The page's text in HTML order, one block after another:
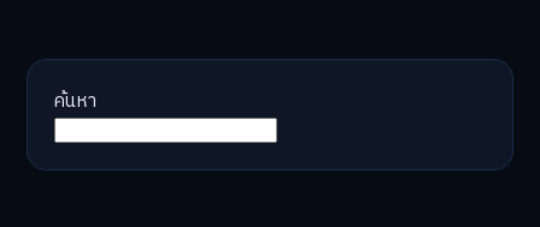
ค้นหา